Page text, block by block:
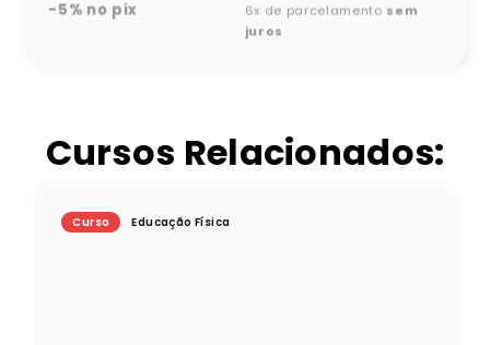
-5% no pix 6x de parcelamento sem
juros
Cursos Relacionados:
Curso Educação Física